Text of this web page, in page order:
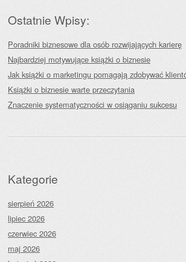
Ostatnie Wpisy:
Poradniki biznesowe dla osób rozwijających karierę
Najbardziej motywujące książki o biznesie
Jak książki o marketingu pomagają zdobywać
Książki o biznesie warte przeczytania
Znaczenie systematyczności w osiąganiu sukcesu
Kategorie
sierpień 2026
lipiec 2026
czerwiec 2026
maj 2026